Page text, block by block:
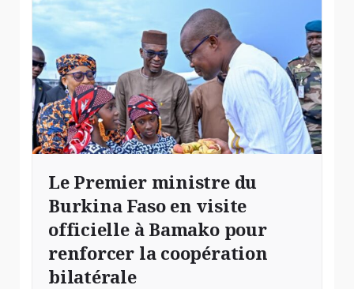
Le Premier ministre du
Burkina Faso en visite
officielle à Bamako pour
renforcer la coopération
bilatérale